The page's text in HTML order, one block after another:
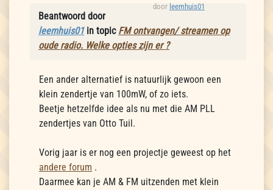
door leemhuis01
Beantwoord door
leemhuis01in topic FM ontvangen/ streamen op
oude radio. Welke opties zijn er ?
Een ander alternatief is natuurlijk gewoon een
klein zendertje van 100mW, of zo iets.
Beetje hetzelfde idee als nu met die AM PLL
zendertjes van Otto Tuil.
Vorig jaar is er nog een projectje geweest op het
andere forum .
Daarmee kan je AM & FM uitzenden met klein